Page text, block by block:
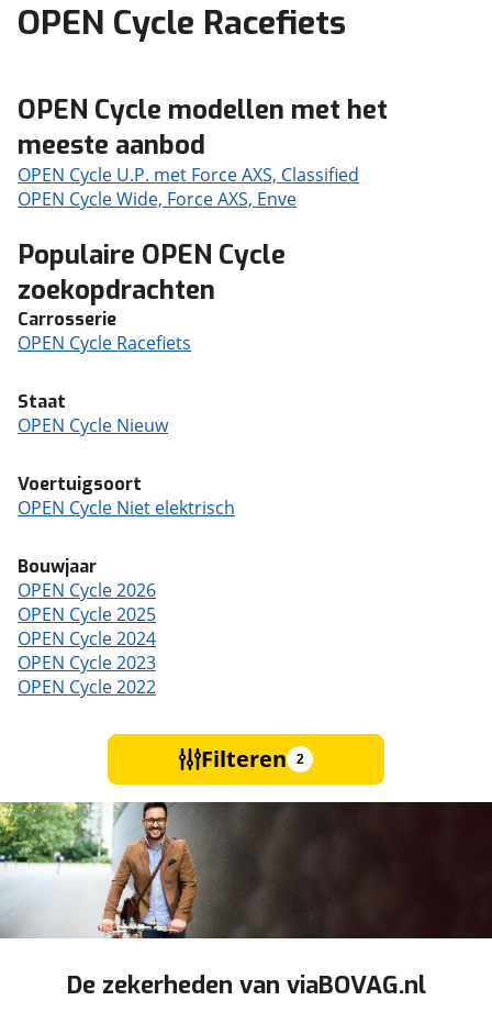
OPEN Cycle Racefiets
OPEN Cycle modellen met het
meeste aanbod
OPEN Cycle U.P. met Force AXS, Classified
OPEN Cycle Wide, Force AXS, Enve
Populaire OPEN Cycle
zoekopdrachten
Carrosserie
OPEN Cycle Racefiets
Staat
OPEN Cycle Nieuw
Voertuigsoort
OPEN Cycle Niet elektrisch
Bouwjaar
OPEN Cycle 2026
OPEN Cycle 2025
OPEN Cycle 2024
OPEN Cycle 2023
OPEN Cycle 2022
Filteren 2
De zekerheden van viaBOVAG.nl